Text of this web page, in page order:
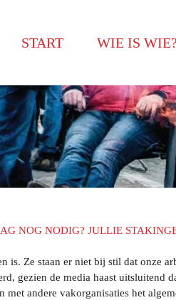
START WIE IS WIE?
NOG NODIG? JULLIE
is. Ze staan er niet bij stil dat onze
gezien de media haast uitsluitend
andere vakorganisaties het